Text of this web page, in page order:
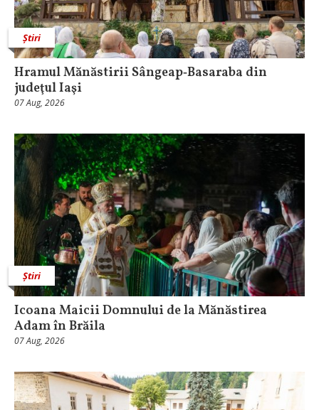
Știri
Hramul Mănăstirii Sângeap‑Basaraba din
judeţul Iaşi
07 Aug, 2026
Știri
Icoana Maicii Domnului de la Mănăstirea
Adam în Brăila
07 Aug, 2026